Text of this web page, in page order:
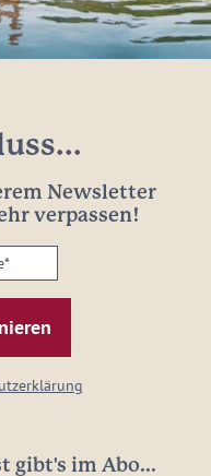
Newsletter
verpassen!
gibt's im Abo...